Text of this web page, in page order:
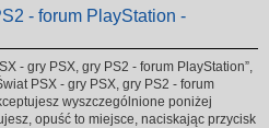
- forum PlayStation -
- gry PSX, gry PS2 - forum PlayStation”,
PSX - gry PSX, gry PS2 - forum
wyszczególnione poniżej
opuść to miejsce, naciskając przycisk